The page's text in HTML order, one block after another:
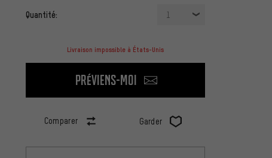
Quantité: 1
Livraison impossible à États-Unis
Préviens-moi
Comparer Garder